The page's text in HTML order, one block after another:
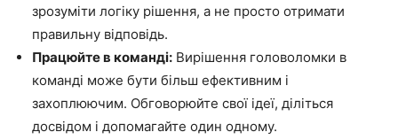
зрозуміти логіку рішення, а не просто отримати
правильну відповідь.
Працюйте в команді: Вирішення головоломки в
команді може бути більш ефективним і
захоплюючим. Обговорюйте свої ідеї, діліться
досвідом і допомагайте один одному.